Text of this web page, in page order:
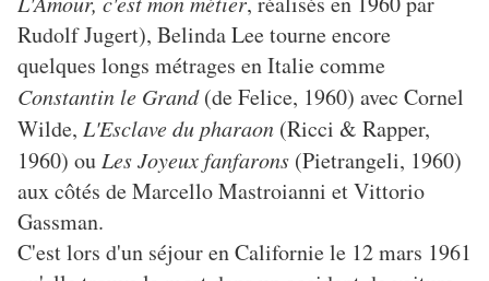
Rudolf Jugert), Belinda Lee tourne encore
quelques longs métrages en Italie comme
Constantin le Grand(de Felice, 1960) avec Cornel
Wilde, L'Esclave du pharaon (Ricci & Rapper,
1960) ou Les Joyeux fanfarons (Pietrangeli, 1960)
aux côtés de Marcello Mastroianni et Vittorio
Gassman.
C'est lors d'un séjour en Californie le 12 mars 1961